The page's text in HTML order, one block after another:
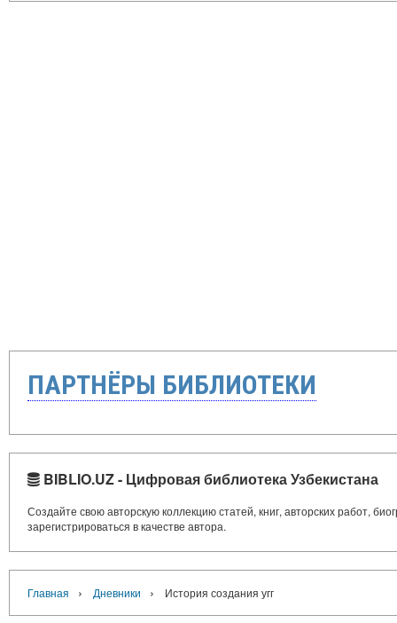
ПАРТНЁРЫ БИБЛИОТЕКИ
BIBLIO.UZ - Цифровая библиотека Узбекистана
Создайте свою авторскую коллекцию статей, книг, авторских работ,
зарегистрироваться в качестве автора.
Главная › Дневники › История создания угг